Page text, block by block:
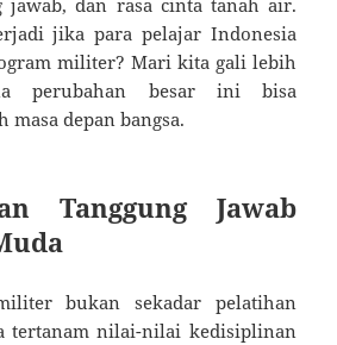
jika para pelajar Indonesia
militer? Mari kita gali lebih
perubahan besar ini bisa
masa depan bangsa.
Tanggung Jawab
bukan sekadar pelatihan
tertanam nilai-nilai kedisiplinan